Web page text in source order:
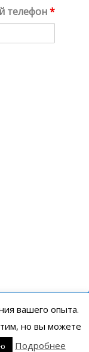
телефон*
вашего опыта.
но вы можете
Подробнее